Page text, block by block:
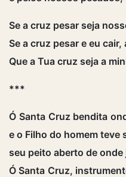
Se a cruz pesar seja
Se a cruz pesar e eu
Que a Tua cruz seja a
***
Ó Santa Cruz bendita
e o Filho do homem teve
seu peito aberto de
Ó Santa Cruz,